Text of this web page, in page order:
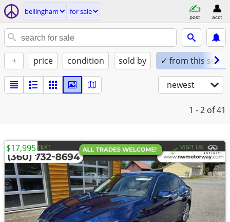
bellingham for sale
post acct
+ price condition sold by ✓ from this seller
newest
1 - 2 of 41
$17,995